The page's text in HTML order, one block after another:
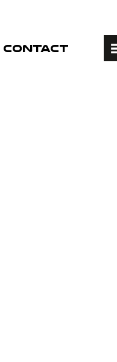
CONTACT